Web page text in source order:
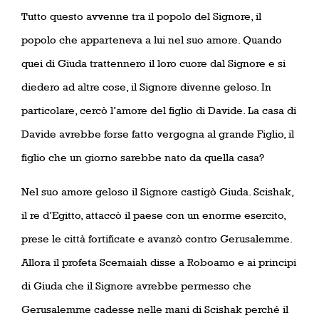
Tutto questo avvenne tra il popolo del Signore, il
popolo che apparteneva a lui nel suo amore. Quando
quei di Giuda trattennero il loro cuore dal Signore e si
diedero ad altre cose, il Signore divenne geloso. In
particolare, cercò l’amore del figlio di Davide. La casa di
Davide avrebbe forse fatto vergogna al grande Figlio, il
figlio che un giorno sarebbe nato da quella casa?
Nel suo amore geloso il Signore castigò Giuda. Scishak,
il re d’Egitto, attaccò il paese con un enorme esercito,
prese le città fortificate e avanzò contro Gerusalemme.
Allora il profeta Scemaiah disse a Roboamo e ai principi
di Giuda che il Signore avrebbe permesso che
Gerusalemme cadesse nelle mani di Scishak perché il